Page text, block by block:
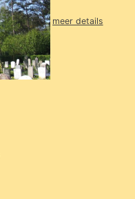
meer details